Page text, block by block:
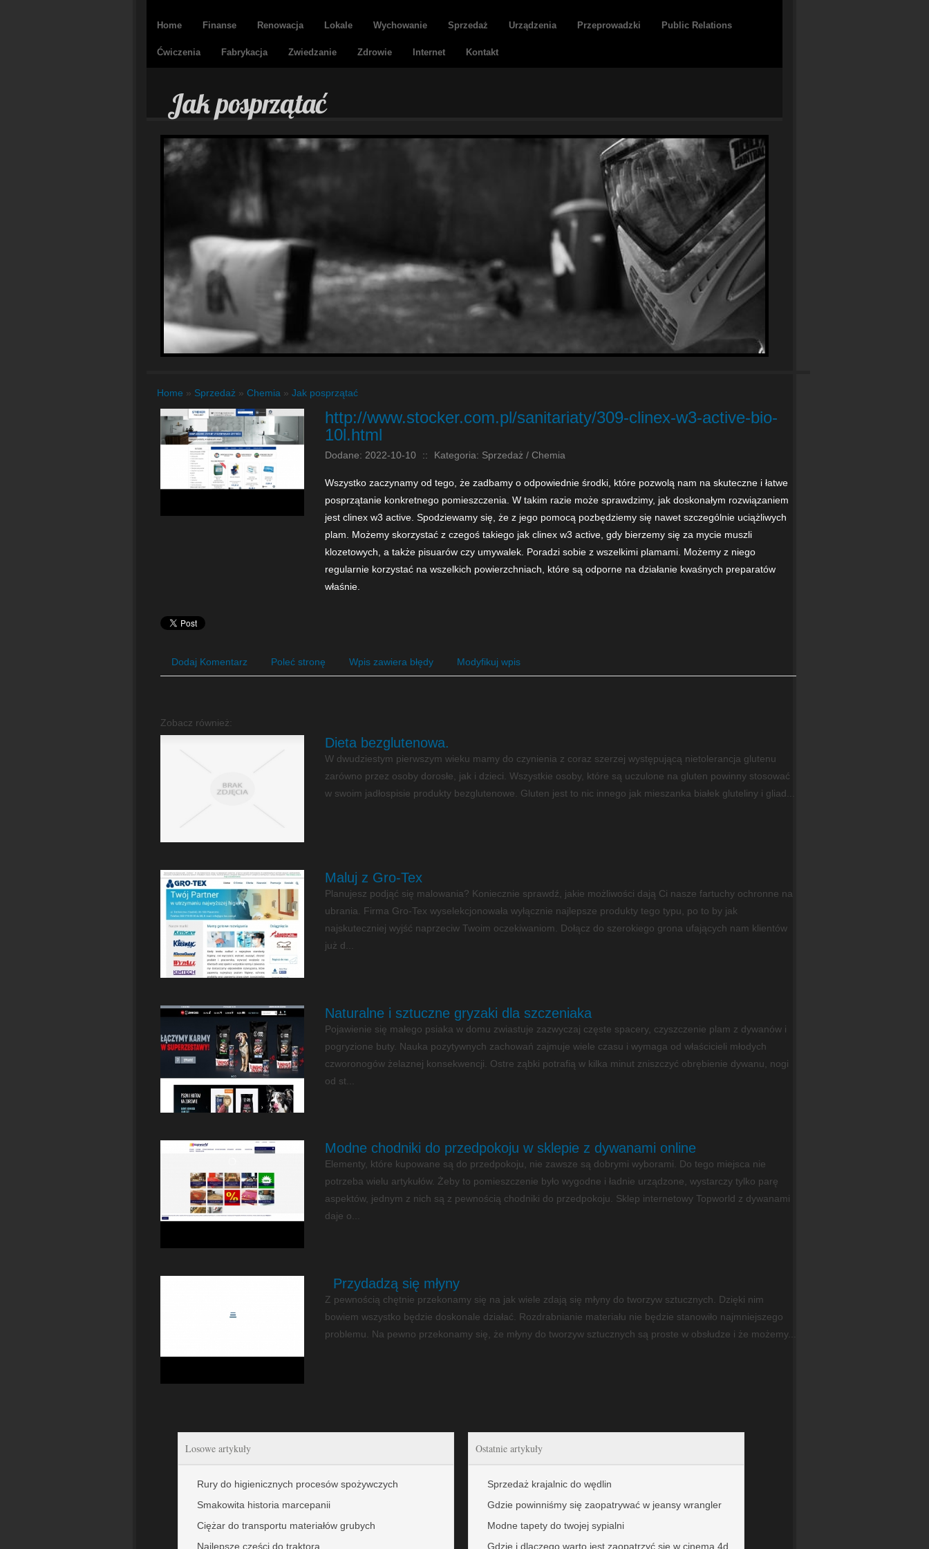
Home Finanse Renowacja Lokale Wychowanie Sprzedaż Urządzenia Przeprowadzki Public Relations
Ćwiczenia Fabrykacja Zwiedzanie Zdrowie Internet Kontakt
Jak posprzątać
Home » Sprzedaż » Chemia » Jak posprzątać
http://www.stocker.com.pl/sanitariaty/309-clinex-w3-active-bio-
10l.html
Dodane: 2022-10-10 :: Kategoria: Sprzedaż / Chemia
Wszystko zaczynamy od tego, że zadbamy o odpowiednie środki, które pozwolą nam na skuteczne i łatwe
posprzątanie konkretnego pomieszczenia. W takim razie może sprawdzimy, jak doskonałym rozwiązaniem
jest clinex w3 active. Spodziewamy się, że z jego pomocą pozbędziemy się nawet szczególnie uciążliwych
plam. Możemy skorzystać z czegoś takiego jak clinex w3 active, gdy bierzemy się za mycie muszli
klozetowych, a także pisuarów czy umywalek. Poradzi sobie z wszelkimi plamami. Możemy z niego
regularnie korzystać na wszelkich powierzchniach, które są odporne na działanie kwaśnych preparatów
właśnie.
Dodaj Komentarz Poleć stronę Wpis zawiera błędy Modyfikuj wpis
Zobacz również:
Dieta bezglutenowa.
W dwudziestym pierwszym wieku mamy do czynienia z coraz szerzej występującą nietolerancja glutenu
zarówno przez osoby dorosłe, jak i dzieci. Wszystkie osoby, które są uczulone na gluten powinny stosować
w swoim jadłospisie produkty bezglutenowe. Gluten jest to nic innego jak mieszanka białek gluteliny i gliad...
Maluj z Gro-Tex
Planujesz podjąć się malowania? Koniecznie sprawdź, jakie możliwości dają Ci nasze fartuchy ochronne na
ubrania. Firma Gro-Tex wyselekcjonowała wyłącznie najlepsze produkty tego typu, po to by jak
najskuteczniej wyjść naprzeciw Twoim oczekiwaniom. Dołącz do szerokiego grona ufających nam klientów
już d...
Naturalne i sztuczne gryzaki dla szczeniaka
Pojawienie się małego psiaka w domu zwiastuje zazwyczaj częste spacery, czyszczenie plam z dywanów i
pogryzione buty. Nauka pozytywnych zachowań zajmuje wiele czasu i wymaga od właścicieli młodych
czworonogów żelaznej konsekwencji. Ostre ząbki potrafią w kilka minut zniszczyć obrębienie dywanu, nogi
od st...
Modne chodniki do przedpokoju w sklepie z dywanami online
Elementy, które kupowane są do przedpokoju, nie zawsze są dobrymi wyborami. Do tego miejsca nie
potrzeba wielu artykułów. Żeby to pomieszczenie było wygodne i ładnie urządzone, wystarczy tylko parę
aspektów, jednym z nich są z pewnością chodniki do przedpokoju. Sklep internetowy Topworld z dywanami
daje o...
Przydadzą się młyny
Z pewnością chętnie przekonamy się na jak wiele zdają się młyny do tworzyw sztucznych. Dzięki nim
bowiem wszystko będzie doskonale działać. Rozdrabnianie materiału nie będzie stanowiło najmniejszego
problemu. Na pewno przekonamy się, że młyny do tworzyw sztucznych są proste w obsłudze i że możemy...
Losowe artykuły
Rury do higienicznych procesów spożywczych
Smakowita historia marcepanii
Ciężar do transportu materiałów grubych
Najlepsze części do traktora
Ostatnie artykuły
Sprzedaż krajalnic do wędlin
Gdzie powinniśmy się zaopatrywać w jeansy wrangler
Modne tapety do twojej sypialni
Gdzie i dlaczego warto jest zaopatrzyć się w cinema 4d